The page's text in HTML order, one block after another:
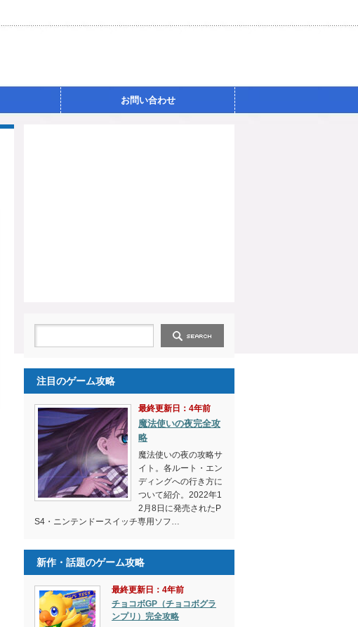
お問い合わせ
注目のゲーム攻略
最終更新日：4年前
魔法使いの夜完全攻
略
魔法使いの夜の攻略サ
イト。各ルート・エン
ディングへの行き方に
ついて紹介。2022年1
2月8日に発売されたP
S4・ニンテンドースイッチ専用ソフ…
新作・話題のゲーム攻略
最終更新日：4年前
チョコボGP（チョコボグラ
ンプリ）完全攻略